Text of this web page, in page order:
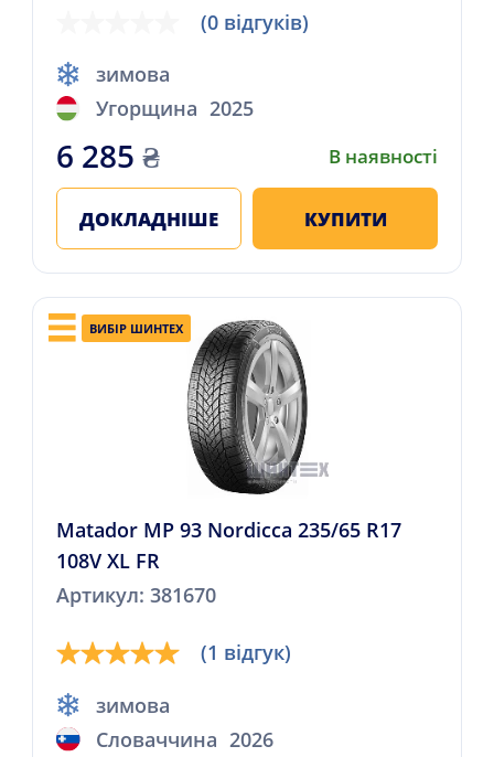
(0 відгуків)
зимова
Угорщина 2025
6 285 ₴ В наявності
ДОКЛАДНІШЕ КУПИТИ
ВИБІР ШИНТЕХ
Matador MP 93 Nordicca 235/65 R17
108V XL FR
Артикул: 381670
(1 відгук)
зимова
Словаччина 2026